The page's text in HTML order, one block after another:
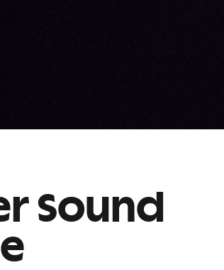
Sound